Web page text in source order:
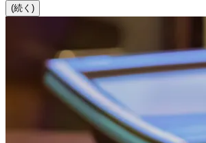
(続く)